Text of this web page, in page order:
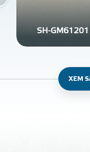
SH-GM61201
XEM